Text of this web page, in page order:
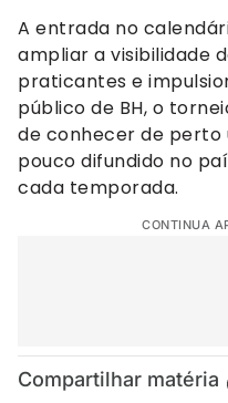
A entrada no
ampliar a visibilidade
praticantes e
público de BH, o
de conhecer de perto
pouco difundido no
cada temporada.
CONTINUA
Compartilhar matéria